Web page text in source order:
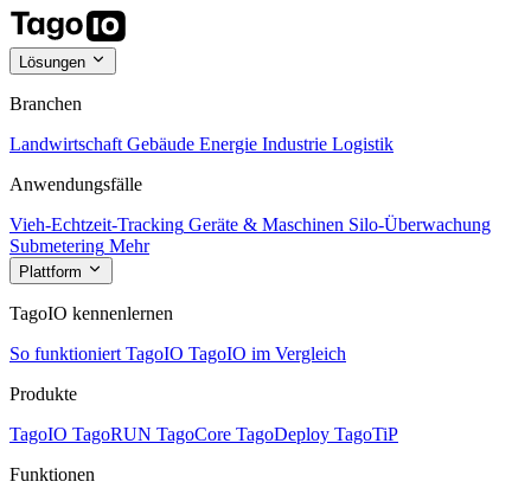
Lösungen
Branchen
Landwirtschaft Gebäude Energie Industrie Logistik
Anwendungsfälle
Vieh-Echtzeit-Tracking Geräte & Maschinen Silo-Überwachung
Submetering Mehr
Plattform
TagoIO kennenlernen
So funktioniert TagoIO TagoIO im Vergleich
Produkte
TagoIO TagoRUN TagoCore TagoDeploy TagoTiP
Funktionen